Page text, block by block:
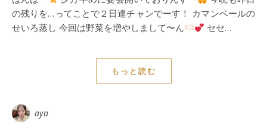
の残りを…ってことで２日連チャンでーす！ カマンベールの
せいろ蒸し 今回は野菜を増やしまして〜ん
セセ…
もっと読む
aya